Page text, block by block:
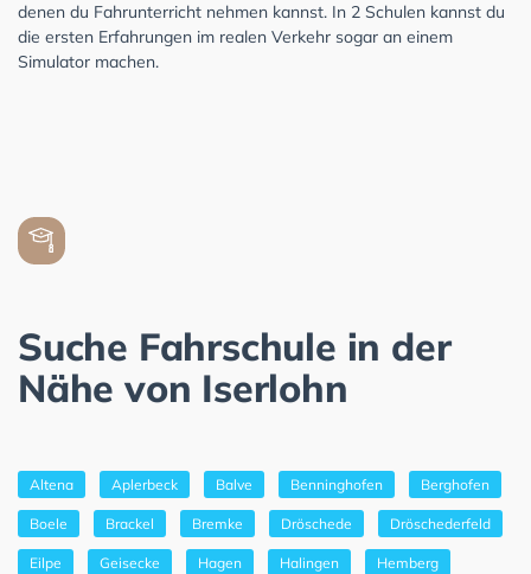
denen du Fahrunterricht nehmen kannst. In 2 Schulen kannst du
die ersten Erfahrungen im realen Verkehr sogar an einem
Simulator machen.
Suche Fahrschule in der
Nähe von Iserlohn
Altena Aplerbeck Balve Benninghofen Berghofen
Boele Brackel Bremke Dröschede Dröschederfeld
Eilpe Geisecke Hagen Halingen Hemberg